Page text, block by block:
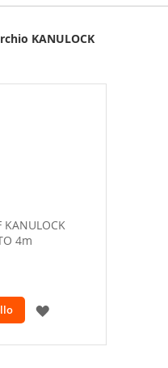
KANULOCK
KANULOCK
4m
AGGIUNGI